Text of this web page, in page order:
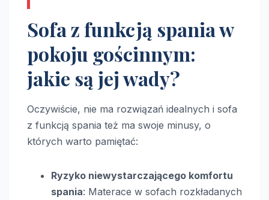
Sofa z funkcją spania w
pokoju gościnnym:
jakie są jej wady?
Oczywiście, nie ma rozwiązań idealnych i sofa
z funkcją spania też ma swoje minusy, o
których warto pamiętać:
Ryzyko niewystarczającego komfortu
spania: Materace w sofach rozkładanych